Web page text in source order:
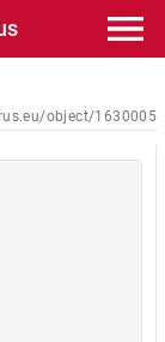
object/1630005